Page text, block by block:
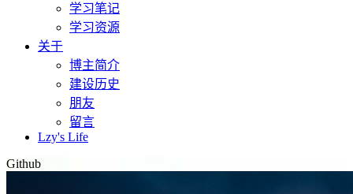
学习笔记
学习资源
关于
博主简介
建设历史
朋友
留言
Lzy's Life
Github